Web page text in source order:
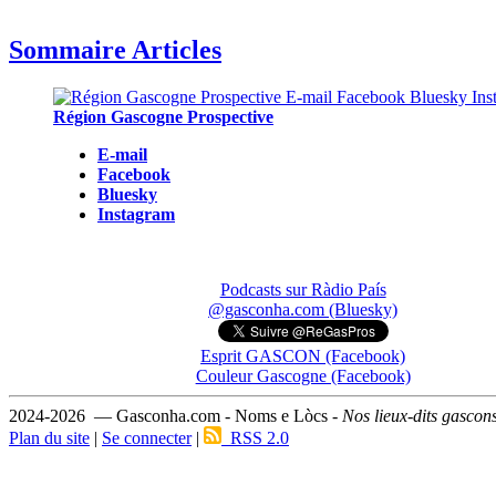
Sommaire Articles
Région Gascogne Prospective
E-mail
Facebook
Bluesky
Instagram
Podcasts sur Ràdio País
@gasconha.com (Bluesky)
Esprit GASCON (Facebook)
Couleur Gascogne (Facebook)
2024-2026 — Gasconha.com - Noms e Lòcs - Nos lieux-dits
Plan du site | Se connecter| RSS 2.0